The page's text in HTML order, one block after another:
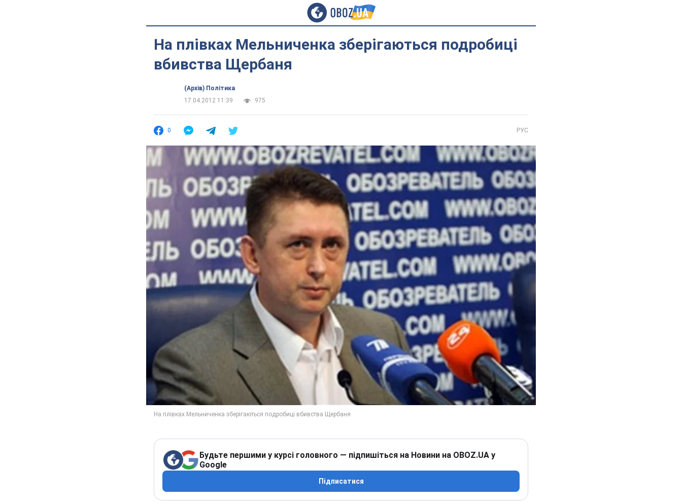
На плівках Мельниченка зберігаються подробиці
вбивства Щербаня
(Архів) Політика
17.04.2012 11:39
975
0 РУС
Будьте першими у курсі головного — підпишіться на Новини на OBOZ.UA у
Google
Підписатися